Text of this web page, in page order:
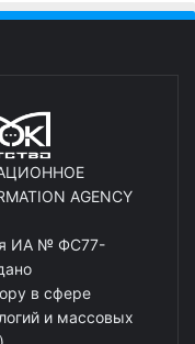
AGENCY
ИА № ФС77-
в сфере
и массовых